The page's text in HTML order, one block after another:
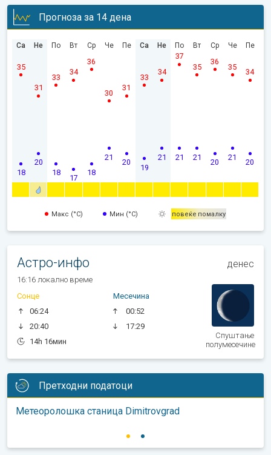
Прогноза за 14 дена
Са
18
35
Не
20
31
По
18
33
Вт
17
34
Ср
18
36
Че
21
30
Пе
20
31
Са
19
33
Не
21
34
По
21
37
Вт
21
35
Ср
20
36
Че
21
35
Пе
20
34
Макс (°C) Мин (°C) повеќе помалку
Астро-инфо денес
16:16 локално време
Сонце
06:24
20:40
14h 16мин
Месечина
00:52
17:29
Спуштање
полумесечине
Претходни податоци
Метеоролошка станица Dimitrovgrad